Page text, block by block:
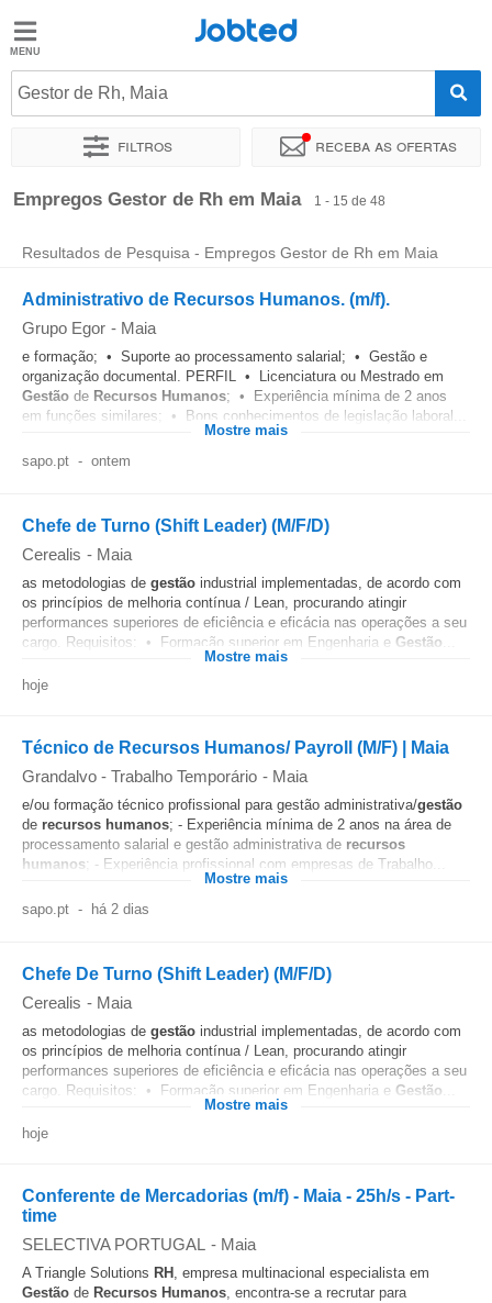
Jobted
Empregos
Salários
Jobted
Gestor de Rh, Maia
Filtros Receba as ofertas
Ordenar por Localidade exata Empresa Agência de
Empregos Gestor de Rh em Maia 1 - 15 de 48
Resultados de Pesquisa - Empregos Gestor de Rh em Maia
Administrativo de Recursos Humanos. (m/f).
Grupo Egor - Maia
e formação; • Suporte ao processamento salarial; • Gestão e
organização documental. PERFIL • Licenciatura ou Mestrado em
Gestão de Recursos Humanos; • Experiência mínima de 2 anos
em funções similares; • Bons conhecimentos de legislação laboral...
Mostre mais
sapo.pt - ontem
Chefe de Turno (Shift Leader) (M/F/D)
Cerealis - Maia
as metodologias de gestão industrial implementadas, de acordo com
os princípios de melhoria contínua / Lean, procurando atingir
performances superiores de eficiência e eficácia nas operações a seu
cargo. Requisitos: • Formação superior em Engenharia e Gestão
Mostre mais
hoje
Técnico de Recursos Humanos/ Payroll (M/F) | Maia
Grandalvo - Trabalho Temporário - Maia
e/ou formação técnico profissional para gestão administrativa/gestão
de recursos humanos; - Experiência mínima de 2 anos na área de
processamento salarial e gestão administrativa de recursos
humanos; - Experiência profissional com empresas de Trabalho...
Mostre mais
sapo.pt - há 2 dias
Chefe De Turno (Shift Leader) (M/F/D)
Cerealis - Maia
as metodologias de gestão industrial implementadas, de acordo com
os princípios de melhoria contínua / Lean, procurando atingir
performances superiores de eficiência e eficácia nas operações a seu
cargo. Requisitos: • Formação superior em Engenharia e Gestão
Mostre mais
hoje
Conferente de Mercadorias (m/f) - Maia - 25h/s - Part-
time
SELECTIVA PORTUGAL - Maia
A Triangle Solutions RH , empresa multinacional especialista em
Gestão de Recursos Humanos, encontra-se a recrutar para